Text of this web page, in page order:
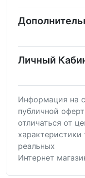
Личный
Информация на
публичной
отличаться от
характеристики
реальных
Интернет